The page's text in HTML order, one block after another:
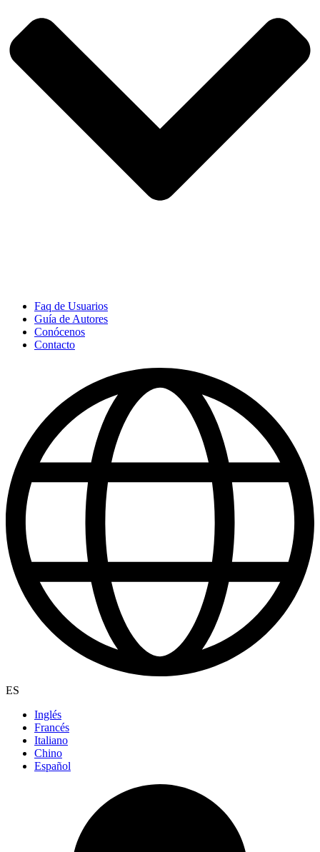
Faq de Usuarios
Guía de Autores
Conócenos
Contacto
ES
Inglés
Francés
Italiano
Chino
Español